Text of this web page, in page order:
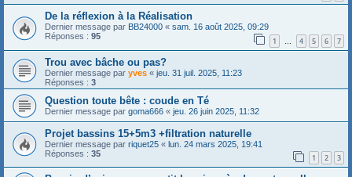
De la réflexion à la Réalisation
Dernier message par BB24000 « sam. 16 août 2025, 09:29
Réponses : 95 1 … 4 5 6 7
Trou avec bâche ou pas?
Dernier message par yves « jeu. 31 juil. 2025, 11:23
Réponses : 3
Question toute bête : coude en Té
Dernier message par goma666 « jeu. 26 juin 2025, 11:32
Projet bassins 15+5m3 +filtration naturelle
Dernier message par riquet25 « lun. 24 mars 2025, 19:41
Réponses : 35 1 2 3